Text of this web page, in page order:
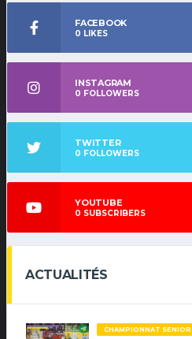
FACEBOOK
0 LIKES
INSTAGRAM
0 FOLLOWERS
TWITTER
0 FOLLOWERS
YOUTUBE
0 SUBSCRIBERS
ACTUALITÉS
CHAMPIONNAT SENIOR